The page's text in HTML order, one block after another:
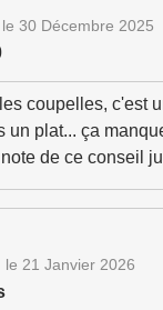
le 30 Décembre 2025
coupelles, c'est
un plat... ça
de ce conseil
le 21 Janvier 2026